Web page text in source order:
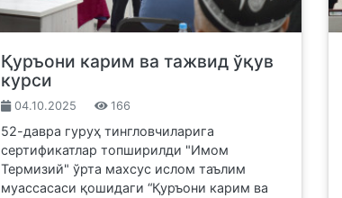
Қуръони карим ва тажвид ўқув
курси
04.10.2025 166
52-давра гуруҳ тингловчиларига
сертификатлар топширилди "Имом
Термизий" ўрта махсус ислом таълим
муассасаси қошидаги “Қуръони карим ва